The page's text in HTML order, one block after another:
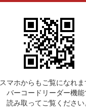
スマホからもご覧になれま
バーコードリーダー機
読み取ってご覧ください。